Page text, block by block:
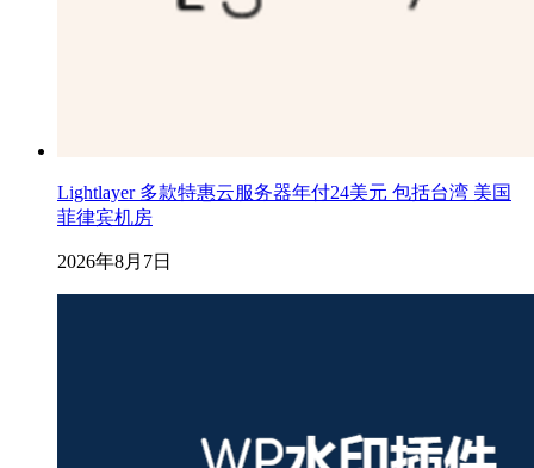
Lightlayer 多款特惠云服务器年付24美元 包括台湾 美国
菲律宾机房
2026年8月7日